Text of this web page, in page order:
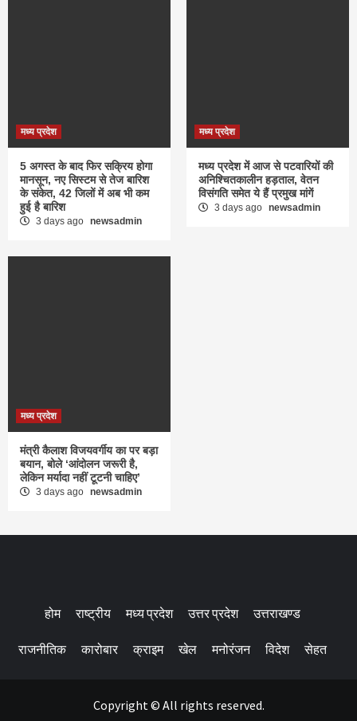
मध्य प्रदेश
5 अगस्त के बाद फिर सक्रिय होगा
मानसून, नए सिस्टम से तेज बारिश
के संकेत, 42 जिलों में अब भी कम
हुई है बारिश
3 days ago newsadmin
मध्य प्रदेश
मध्य प्रदेश में आज से पटवारियों की
अनिश्चितकालीन हड़ताल, वेतन
विसंगति समेत ये हैं प्रमुख मांगें
3 days ago newsadmin
मध्य प्रदेश
मंत्री कैलाश विजयवर्गीय का पर बड़ा
बयान, बोले ‘आंदोलन जरूरी है,
लेकिन मर्यादा नहीं टूटनी चाहिए’
3 days ago newsadmin
होम राष्ट्रीय मध्य प्रदेश उत्तर प्रदेश उत्तराखण्ड
राजनीतिक कारोबार क्राइम खेल मनोरंजन विदेश सेहत
Copyright © All rights reserved.